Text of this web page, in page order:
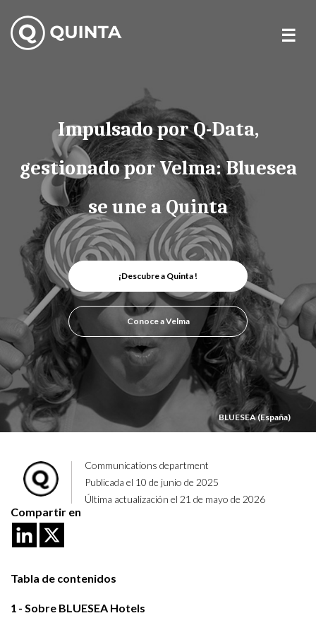
content
Impulsado por Q-Data,
gestionado por Velma: Bluesea
se une a Quinta
¡Descubre a Quinta !
Conoce a Velma
BLUESEA (España)
Communications department
Publicada el 10 de junio de 2025
Última actualización el 21 de mayo de 2026
Compartir en
Tabla de contenidos
1
Sobre BLUESEA Hotels